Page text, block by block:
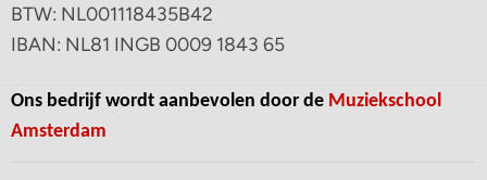
BTW: NL001118435B42
IBAN: NL81 INGB 0009 1843 65
Ons bedrijf wordt aanbevolen door de Muziekschool
Amsterdam